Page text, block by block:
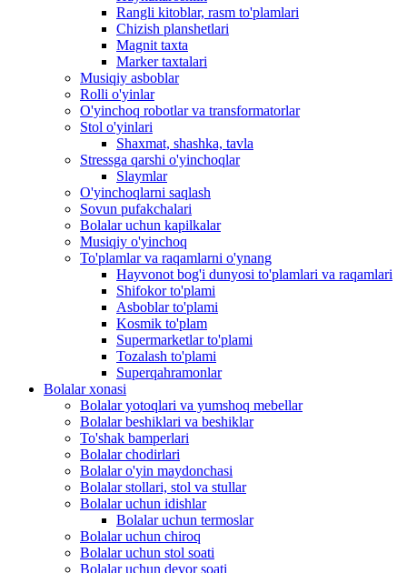
Rangli kitoblar, rasm to'plamlari
Chizish planshetlari
Magnit taxta
Marker taxtalari
Musiqiy asboblar
Rolli o'yinlar
O'yinchoq robotlar va transformatorlar
Stol o'yinlari
Shaxmat, shashka, tavla
Stressga qarshi o'yinchoqlar
Slaymlar
O'yinchoqlarni saqlash
Sovun pufakchalari
Bolalar uchun kapilkalar
Musiqiy o'yinchoq
To'plamlar va raqamlarni o'ynang
Hayvonot bog'i dunyosi to'plamlari va raqamlari
Shifokor to'plami
Asboblar to'plami
Kosmik to'plam
Supermarketlar to'plami
Tozalash to'plami
Superqahramonlar
Bolalar xonasi
Bolalar yotoqlari va yumshoq mebellar
Bolalar beshiklari va beshiklar
To'shak bamperlari
Bolalar chodirlari
Bolalar o'yin maydonchasi
Bolalar stollari, stol va stullar
Bolalar uchun idishlar
Bolalar uchun termoslar
Bolalar uchun chiroq
Bolalar uchun stol soati
Bolalar uchun devor soati